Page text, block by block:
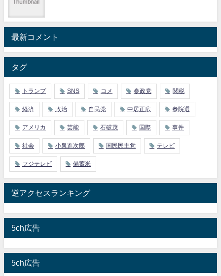
最新コメント
タグ
トランプ SNS コメ 参政党 関税
経済 政治 自民党 中居正広 参院選
アメリカ 芸能 石破茂 国際 事件
社会 小泉進次郎 国民民主党 テレビ
フジテレビ 備蓄米
逆アクセスランキング
5ch広告
5ch広告